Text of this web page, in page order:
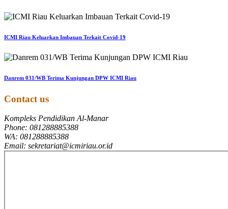
ICMI Riau Keluarkan Imbauan Terkait Covid-19
Danrem 031/WB Terima Kunjungan DPW ICMI Riau
Contact us
Kompleks Pendidikan Al-Manar
Phone: 081288885388
WA: 081288885388
Email: sekretariat@icmiriau.or.id